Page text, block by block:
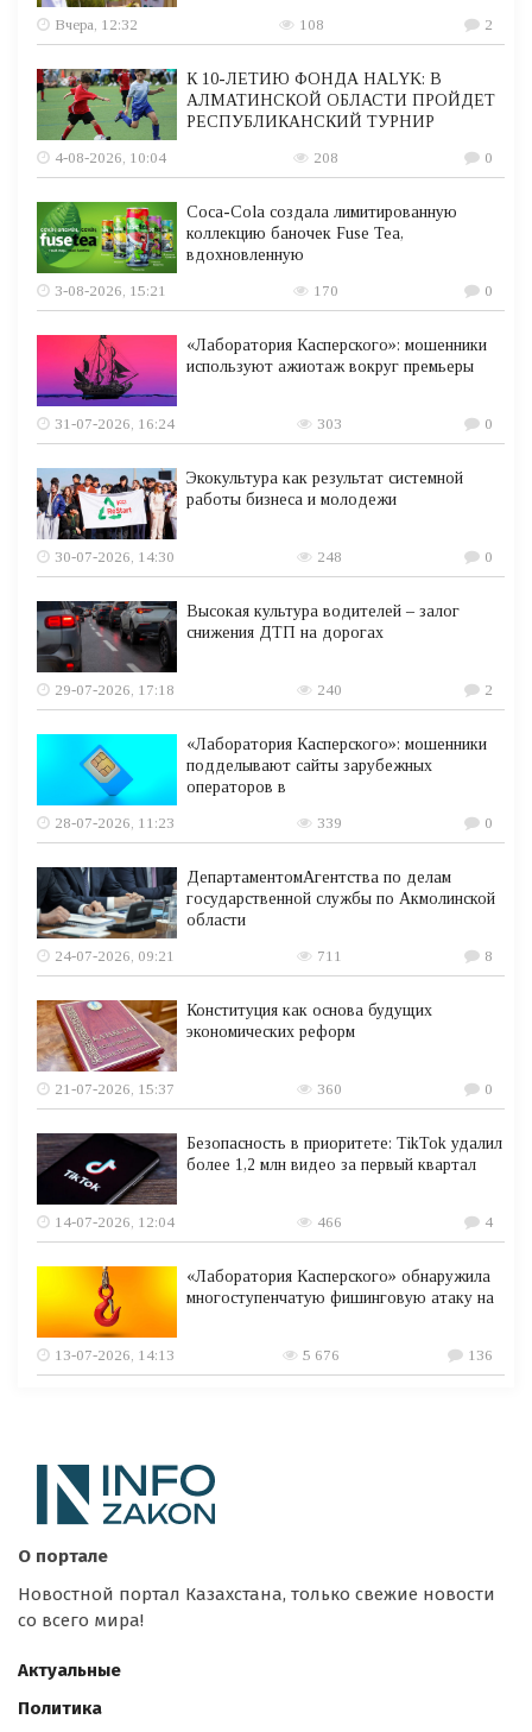
Вчера, 12:32 108 2
К 10-ЛЕТИЮ ФОНДА HALYK: В
АЛМАТИНСКОЙ ОБЛАСТИ ПРОЙДЕТ
РЕСПУБЛИКАНСКИЙ ТУРНИР
4-08-2026, 10:04
208 0
Coca-Cola создала лимитированную
коллекцию баночек Fuse Tea,
вдохновленную
3-08-2026, 15:21
170 0
«Лаборатория Касперского»: мошенники
используют ажиотаж вокруг премьеры
31-07-2026, 16:24 303 0
Экокультура как результат системной
работы бизнеса и молодежи
30-07-2026, 14:30 248 0
Высокая культура водителей – залог
снижения ДТП на дорогах
29-07-2026, 17:18 240 2
«Лаборатория Касперского»: мошенники
подделывают сайты зарубежных
операторов в
28-07-2026, 11:23
339 0
ДепартаментомАгентства по делам
государственной службы по Акмолинской
области
24-07-2026, 09:21
711 8
Конституция как основа будущих
экономических реформ
21-07-2026, 15:37 360 0
Безопасность в приоритете: TikTok удалил
более 1,2 млн видео за первый квартал
14-07-2026, 12:04 466 4
«Лаборатория Касперского» обнаружила
многоступенчатую фишинговую атаку на
13-07-2026, 14:13 5 676 136
О портале
Новостной портал Казахстана, только свежие новости
со всего мира!
Актуальные
Политика